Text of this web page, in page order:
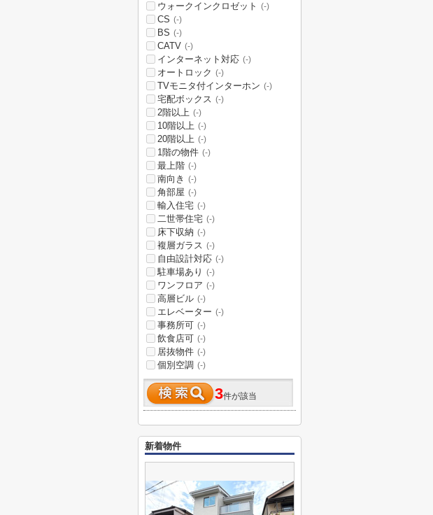
ウォークインクロゼット (-)
CS (-)
BS (-)
CATV (-)
インターネット対応 (-)
オートロック (-)
TVモニタ付インターホン (-)
宅配ボックス (-)
2階以上 (-)
10階以上 (-)
20階以上 (-)
1階の物件 (-)
最上階 (-)
南向き (-)
角部屋 (-)
輸入住宅 (-)
二世帯住宅 (-)
床下収納 (-)
複層ガラス (-)
自由設計対応 (-)
駐車場あり (-)
ワンフロア (-)
高層ビル (-)
エレベーター (-)
事務所可 (-)
飲食店可 (-)
居抜物件 (-)
個別空調 (-)
3件が該当
新着物件